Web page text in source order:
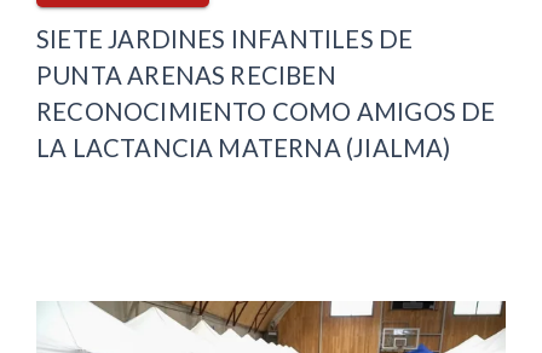
SIETE JARDINES INFANTILES DE
PUNTA ARENAS RECIBEN
RECONOCIMIENTO COMO AMIGOS DE
LA LACTANCIA MATERNA (JIALMA)